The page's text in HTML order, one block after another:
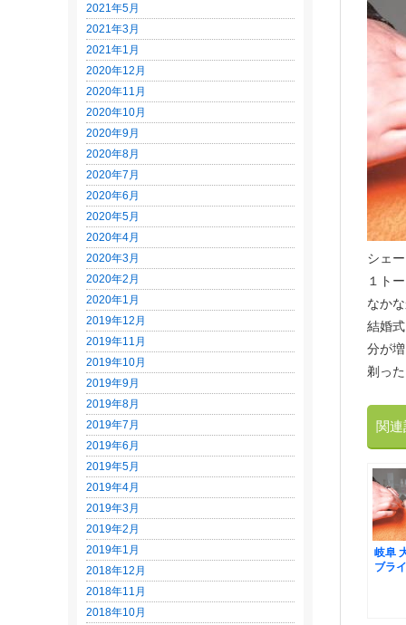
シェ
１ト
なか
結婚
分が
剃っ
関
岐阜
ブラ
2021年5月
2021年3月
2021年1月
2020年12月
2020年11月
2020年10月
2020年9月
2020年8月
2020年7月
2020年6月
2020年5月
2020年4月
2020年3月
2020年2月
2020年1月
2019年12月
2019年11月
2019年10月
2019年9月
2019年8月
2019年7月
2019年6月
2019年5月
2019年4月
2019年3月
2019年2月
2019年1月
2018年12月
2018年11月
2018年10月